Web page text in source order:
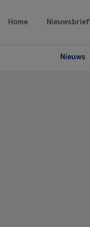
Home Nieuwsbrief
Nieuws